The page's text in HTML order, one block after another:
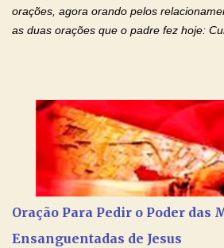
orações, agora orando pelos
as duas orações que o padre fez hoje:
com o Momento de Fé. Que Deus
relacionamento seja fortalecido e curado
Jesus. Adriana-Devoção e Fé Mensagem
em seu Facebook: Amados, iniciamos
pelos relacionamentos. Diz a Bíblia
de orgulho. Nada faz de inconveniente,
interesse, não se irrita, não guarda
Oração Para Pedir o Poder das
Ensanguentadas de Jesus